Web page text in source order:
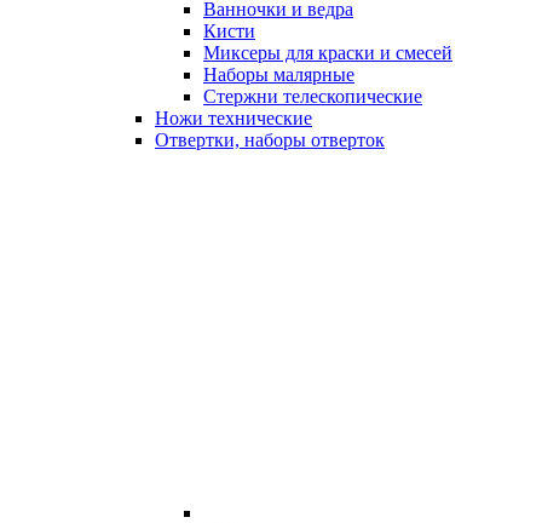
Ванночки и ведра
Кисти
Миксеры для краски и смесей
Наборы малярные
Стержни телескопические
Ножи технические
Отвертки, наборы отверток